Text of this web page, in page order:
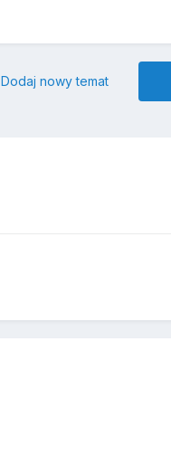
Dodaj nowy temat